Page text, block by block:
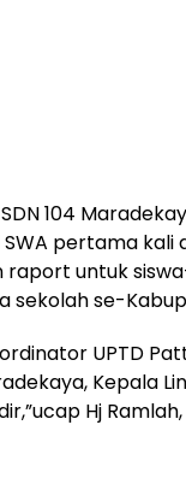
104
pertama kali
untuk
sekolah se-
UPTD
Kepala
Hj